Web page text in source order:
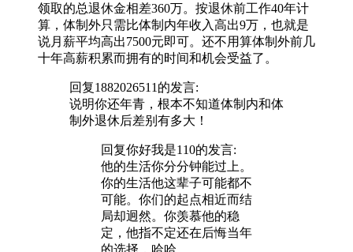
领取的总退休金相差360万。按退休前工作40年计
算，体制外只需比体制内年收入高出9万，也就是
说月薪平均高出7500元即可。还不用算体制外前几
十年高薪积累而拥有的时间和机会受益了。
回复1882026511 的发言:
说明你还年青，根本不知道体制内和体
制外退休后差别有多大！
回复你好我是110的发言:
他的生活你分分钟能过上。
你的生活他这辈子可能都不
可能。你们的起点相近而结
局却迥然。你羡慕他的稳
定，他指不定还在后悔当年
的选择，哈哈